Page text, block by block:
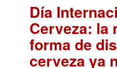
Día
Cerveza: la
forma de
cerveza ya